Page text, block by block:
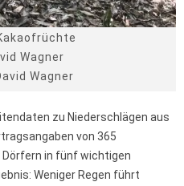
Wagner
Wagner
zu Niederschlägen aus
von 365
Dörfern in fünf wichtigen
Weniger Regen führt